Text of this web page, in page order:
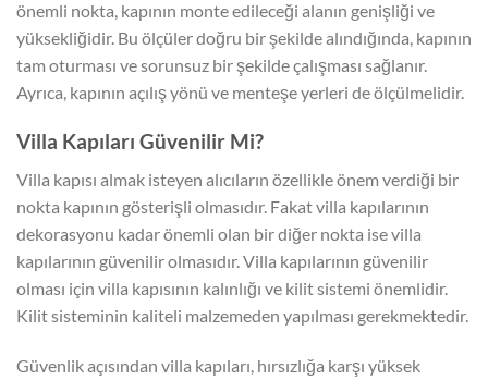
önemli nokta, kapının monte edileceği alanın genişliği ve
yüksekliğidir. Bu ölçüler doğru bir şekilde alındığında, kapının
tam oturması ve sorunsuz bir şekilde çalışması sağlanır.
Ayrıca, kapının açılış yönü ve menteşe yerleri de ölçülmelidir.
Villa Kapıları Güvenilir Mi?
Villa kapısı almak isteyen alıcıların özellikle önem verdiği bir
nokta kapının gösterişli olmasıdır. Fakat villa kapılarının
dekorasyonu kadar önemli olan bir diğer nokta ise villa
kapılarının güvenilir olmasıdır. Villa kapılarının güvenilir
olması için villa kapısının kalınlığı ve kilit sistemi önemlidir.
Kilit sisteminin kaliteli malzemeden yapılması gerekmektedir.
Güvenlik açısından villa kapıları, hırsızlığa karşı yüksek